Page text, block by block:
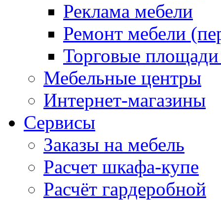
Реклама мебели
Ремонт мебели
Торговые
Мебельные центры
Интернет-магазины
Сервисы
Заказы на мебель
Расчет шкафа-купе
Расчёт гардеробной